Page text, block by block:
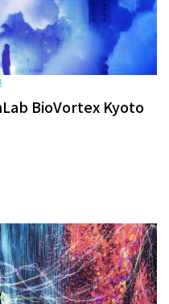
BioVortex Kyoto